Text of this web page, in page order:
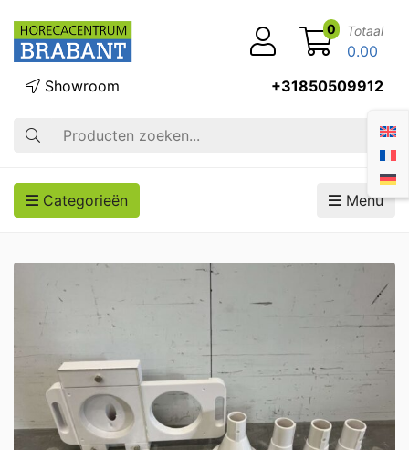
Zoek op
Showroom +31850509912
0 Totaal
0.00
Categorieën Menu